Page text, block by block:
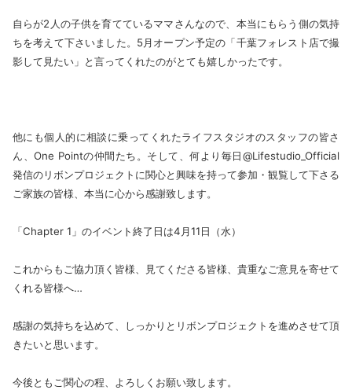
自らが2人の子供を育てているママさんなので、本当にもらう側の気持
ちを考えて下さいました。5月オープン予定の「千葉フォレスト店で撮
影して見たい」と言ってくれたのがとても嬉しかったです。
他にも個人的に相談に乗ってくれたライフスタジオのスタッフの皆さ
ん、One Pointの仲間たち。そして、何より毎日@Lifestudio_Official
発信のリボンプロジェクトに関心と興味を持って参加・観覧して下さる
ご家族の皆様、本当に心から感謝致します。
「Chapter 1」のイベント終了日は4月11日（水）
これからもご協力頂く皆様、見てくださる皆様、貴重なご意見を寄せて
くれる皆様へ…
感謝の気持ちを込めて、しっかりとリボンプロジェクトを進めさせて頂
きたいと思います。
今後ともご関心の程、よろしくお願い致します。